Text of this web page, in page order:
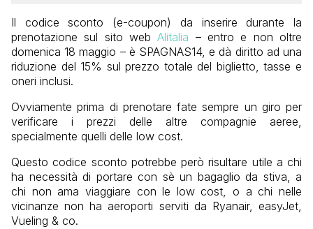
Il codice sconto (e-coupon) da inserire durante la
prenotazione sul sito webAlitalia – entro e non oltre
domenica 18 maggio – è SPAGNAS14, e dà diritto ad una
riduzione del 15% sul prezzo totale del biglietto, tasse e
oneri inclusi.
Ovviamente prima di prenotare fate sempre un giro per
verificare i prezzi delle altre compagnie aeree,
specialmente quelli delle low cost.
Questo codice sconto potrebbe però risultare utile a chi
ha necessità di portare con sè un bagaglio da stiva, a
chi non ama viaggiare con le low cost, o a chi nelle
vicinanze non ha aeroporti serviti da Ryanair, easyJet,
Vueling & co.